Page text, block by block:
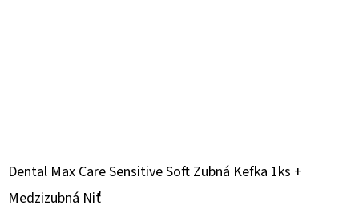
Dental Max Care Sensitive Soft Zubná Kefka 1ks +
Medzizubná Niť